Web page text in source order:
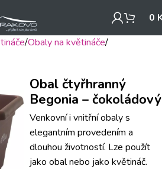
0
Obaly na květináče
Obal čtyřhranný
Begonia – čokoládový
Venkovní i vnitřní obaly s
elegantním provedením a
dlouhou životností. Lze použít
jako obal nebo jako květináč.